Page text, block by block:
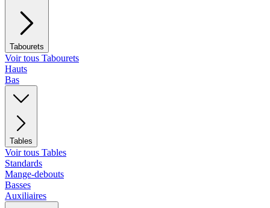
Tabourets
Voir tous Tabourets
Hauts
Bas
Tables
Voir tous Tables
Standards
Mange-debouts
Basses
Auxiliaires